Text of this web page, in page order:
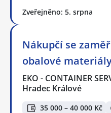
Zveřejněno: 5. srpna
Nákupčí se
obalové
EKO - CONTAINER
Hradec Králové
35 000 – 40 000 Kč